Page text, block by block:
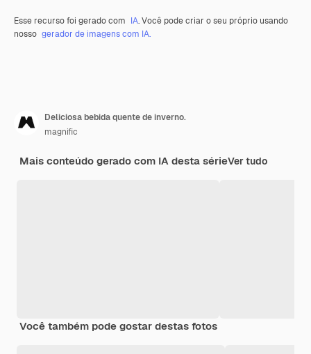
Esse recurso foi gerado com IA. Você pode criar o seu próprio usando
nosso gerador de imagens com IA.
Deliciosa bebida quente de inverno.
magnific
Mais conteúdo gerado com IA desta sérieVer tudo
Você também pode gostar destas fotos